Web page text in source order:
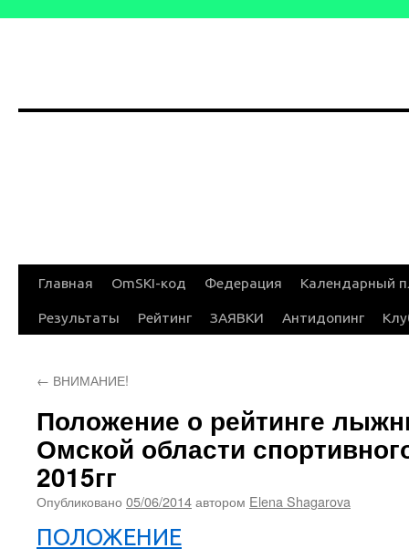
Перейти
Главная OmSKI-код Федерация Календарный
Результаты Рейтинг ЗАЯВКИ Антидопинг
← ВНИМАНИЕ!
Положение о рейтинге
Омской области
2015гг
Опубликовано 05/06/2014автором Elena Shagarova
ПОЛОЖЕНИЕ